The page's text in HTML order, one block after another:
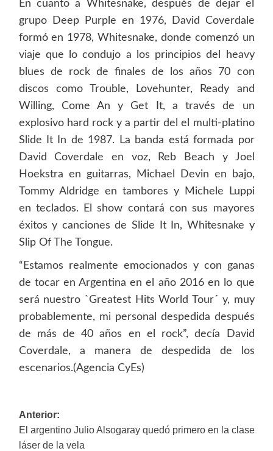
En cuanto a Whitesnake, después de dejar el
grupo Deep Purple en 1976, David Coverdale
formó en 1978, Whitesnake, donde comenzó un
viaje que lo condujo a los principios del heavy
blues de rock de finales de los años 70 con
discos como Trouble, Lovehunter, Ready and
Willing, Come An y Get It, a través de un
explosivo hard rock y a partir del el multi-platino
Slide It In de 1987. La banda está formada por
David Coverdale en voz, Reb Beach y Joel
Hoekstra en guitarras, Michael Devin en bajo,
Tommy Aldridge en tambores y Michele Luppi
en teclados. El show contará con sus mayores
éxitos y canciones de Slide It In, Whitesnake y
Slip Of The Tongue.
“Estamos realmente emocionados y con ganas
de tocar en Argentina en el año 2016 en lo que
será nuestro `Greatest Hits World Tour´ y, muy
probablemente, mi personal despedida después
de más de 40 años en el rock”, decía David
Coverdale, a manera de despedida de los
escenarios.(Agencia CyEs)
Navegación
de
Anterior:
El argentino Julio Alsogaray quedó primero en la clase
láser de la vela